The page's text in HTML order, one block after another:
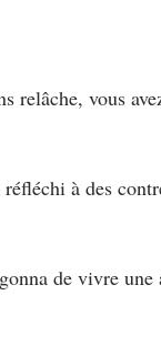
relâche, vous
à des
de vivre